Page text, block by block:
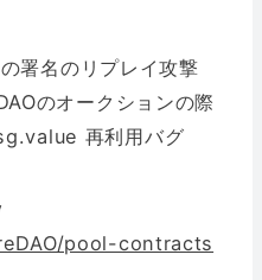
署名のリプレイ攻撃
のオークションの際
再利用バグ
pool-contracts